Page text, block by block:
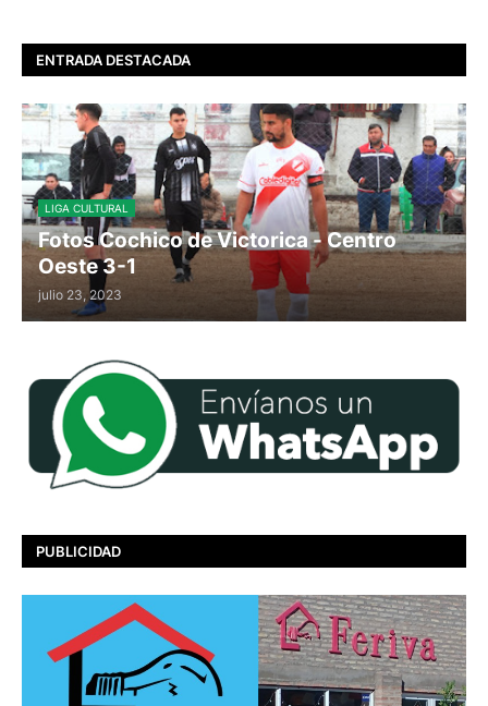
ENTRADA DESTACADA
LIGA CULTURAL
Fotos Cochico de Victorica - Centro
Oeste 3-1
julio 23, 2023
PUBLICIDAD